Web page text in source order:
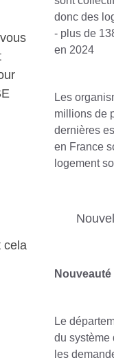
cela
donc des
- plus de
en 2024
Les
millions de
dernières
en France
logement
Nouveauté
Le
du système
les